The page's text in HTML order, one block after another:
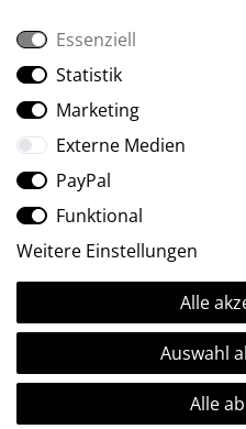
Social Media
Ⓒ2009-2026 ARTland
Essenziell
Statistik
Marketing
Externe Medien
PayPal
Funktional
Weitere Einstellungen
Alle
Auswahl
Alle